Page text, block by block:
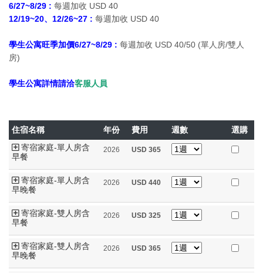
6/27~8/29 : 每週加收 USD 40
12/19~20、12/26~27 : 每週加收 USD 40
學生公寓旺季加價6/27~8/29 : 每週加收 USD 40/50 (單人房/雙人
房)
學生公寓詳情請洽客服人員
住宿名稱 年份 費用 週數
選購
寄宿家庭-單人房含
早餐
2026 USD 365
寄宿家庭-單人房含
早晚餐
2026 USD 440
寄宿家庭-雙人房含
早餐
2026 USD 325
寄宿家庭-雙人房含
早晚餐
2026 USD 365